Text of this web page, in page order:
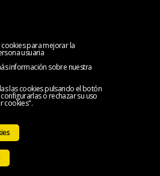
cookies para mejorar la
usuaria
información sobre nuestra
las cookies pulsando el botón
o rechazar su uso
cookies".